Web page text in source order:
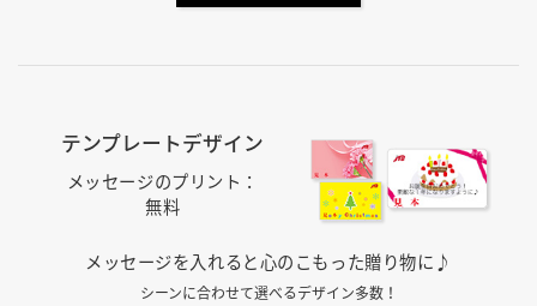
テンプレートデザイン
メッセージのプリント：
無料
メッセージを入れると心のこもった贈り物に♪
シーンに合わせて選べるデザイン多数！